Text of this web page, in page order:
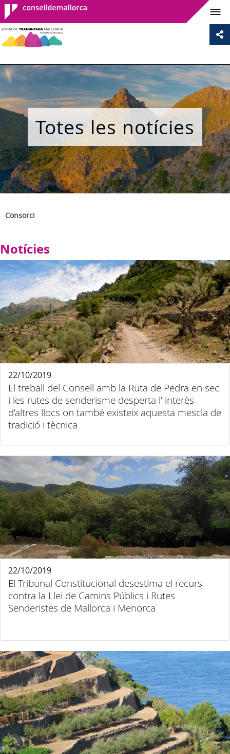
Consell de
Mallorca
Totes les notícies
Consorci
Notícies
El treball del Consell amb la Ruta de Pedra en sec
i les rutes de senderisme desperta l’ interès
d’altres llocs on també existeix aquesta mescla de
tradició i tècnica
22/10/2019
El Tribunal Constitucional desestima el recurs
contra la Llei de Camins Públics i Rutes
Senderistes de Mallorca i Menorca
22/10/2019